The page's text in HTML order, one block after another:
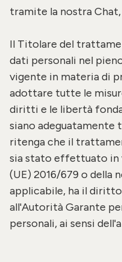
tramite la nostra
Il Titolare del
dati personali nel
vigente in materia di
adottare tutte le
diritti e le libertà
siano adeguatamente
ritenga che il
sia stato effettuato in
(UE) 2016/679 o della
applicabile, ha il
all'Autorità Garante
personali, ai sensi